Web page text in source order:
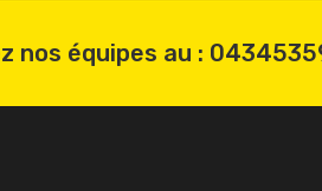
nos équipes au :